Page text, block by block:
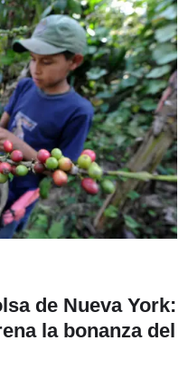
de Nueva York:
la bonanza del